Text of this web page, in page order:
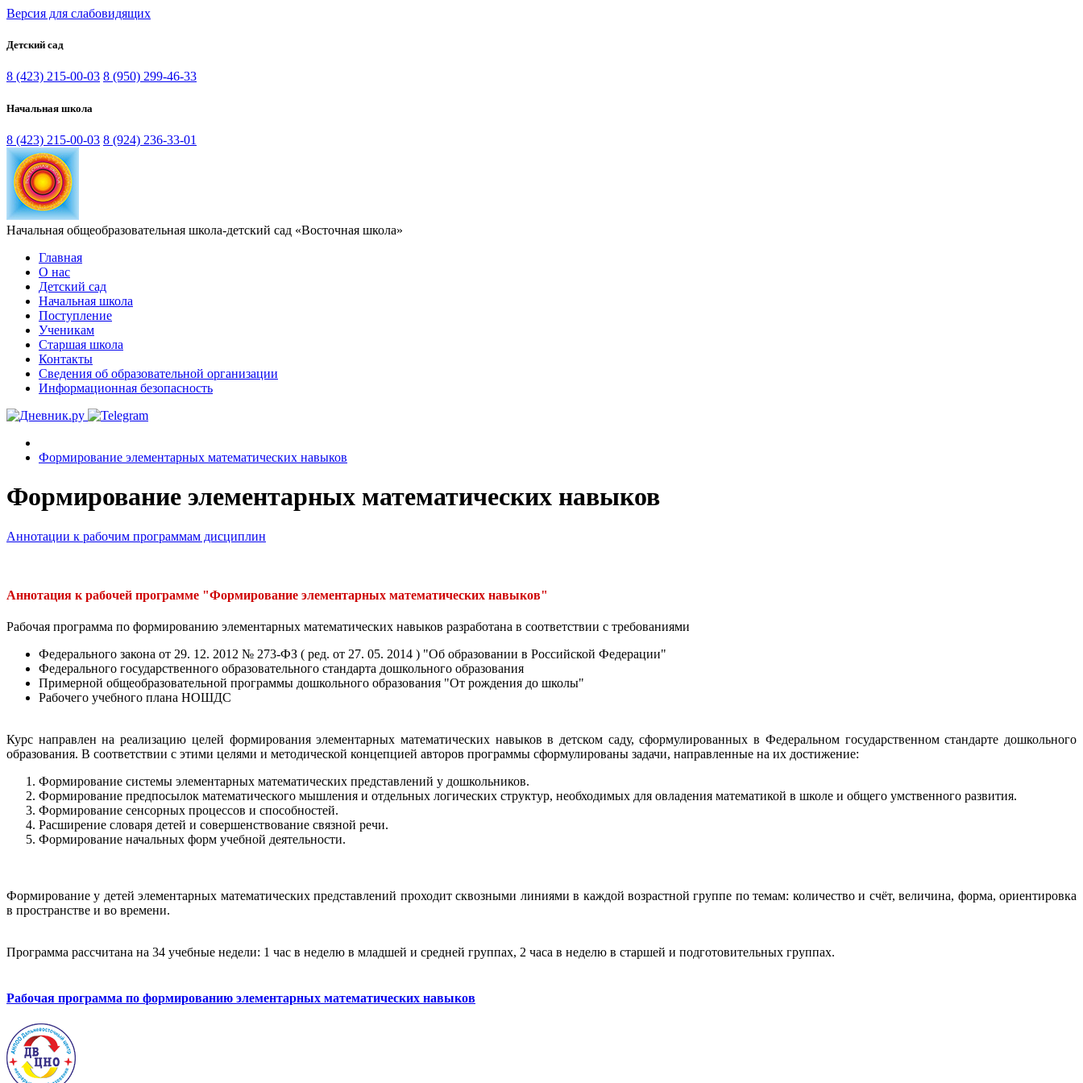
Версия для слабовидящих
Детский сад
8 (423) 215-00-03 8 (950) 299-46-33
Начальная школа
8 (423) 215-00-03 8 (924) 236-33-01
Начальная общеобразовательная школа-детский сад «Восточная школа»
Главная
О нас
Детский сад
Начальная школа
Поступление
Ученикам
Старшая школа
Контакты
Сведения об образовательной организации
Информационная безопасность
Формирование элементарных математических навыков
Формирование элементарных математических навыков
Аннотации к рабочим программам дисциплин
Аннотация к рабочей программе "Формирование элементарных математических навыков"
Рабочая программа по формированию элементарных математических навыков разработана в соответствии с требованиями
Федерального закона от 29. 12. 2012 № 273-ФЗ ( ред. от 27. 05. 2014 ) "Об образовании в Российской Федерации"
Федерального государственного образовательного стандарта дошкольного образования
Примерной общеобразовательной программы дошкольного образования "От рождения до школы"
Рабочего учебного плана НОШДС
Курс направлен на реализацию целей формирования элементарных математических навыков в детском саду, сформулированных в Федеральном государственном стандарте дошкольного
образования. В соответствии с этими целями и методической концепцией авторов программы сформулированы задачи, направленные на их достижение:
Формирование системы элементарных математических представлений у дошкольников.
Формирование предпосылок математического мышления и отдельных логических структур, необходимых для овладения математикой в школе и общего умственного развития.
Формирование сенсорных процессов и способностей.
Расширение словаря детей и совершенствование связной речи.
Формирование начальных форм учебной деятельности.
Формирование у детей элементарных математических представлений проходит сквозными линиями в каждой возрастной группе по темам: количество и счёт, величина, форма, ориентировка
в пространстве и во времени.
Программа рассчитана на 34 учебные недели: 1 час в неделю в младшей и средней группах, 2 часа в неделю в старшей и подготовительных группах.
Рабочая программа по формированию элементарных математических навыков